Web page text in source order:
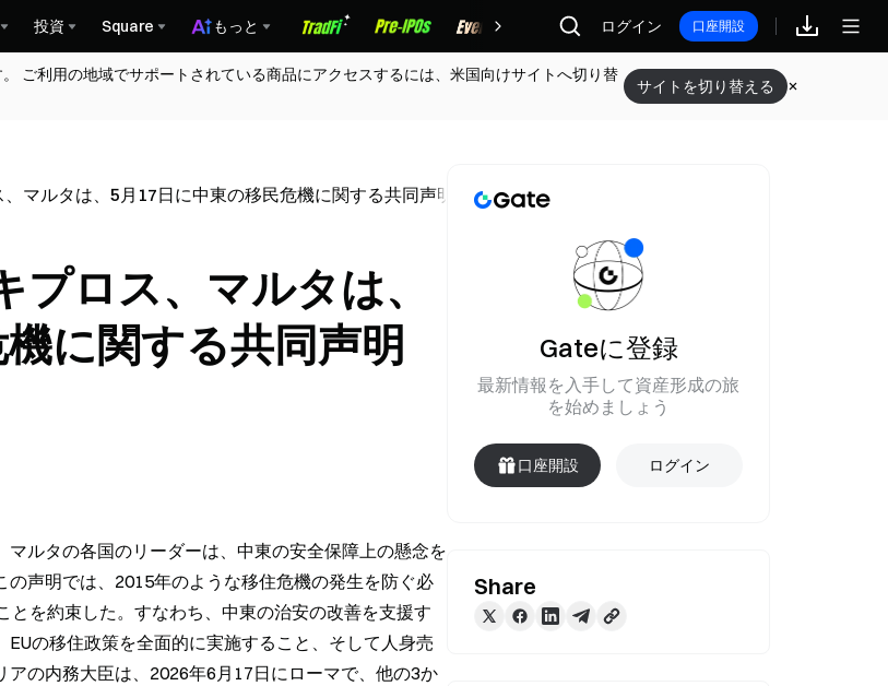
投資 Square もっと 報酬 ログイン 口座開設
ご利用の地域でサポートされている商品にアクセスするには、米国向けサイトへ切り替
サイトを切り替える
マルタは、5月17日に中東の移民危機に関する共同声明を発表した
ロス、マルタは、
に関する共同声明
ルタの各国のリーダーは、中東の安全保障上の懸念を
声明では、2015年のような移住危機の発生を防ぐ必
を約束した。すなわち、中東の治安の改善を支援す
の移住政策を全面的に実施すること、そして人身売
の内務大臣は、2026年6月17日にローマで、他の3か
Gateに登録
最新情報を入手して資産形成の旅
を始めましょう
口座開設 ログイン
Share